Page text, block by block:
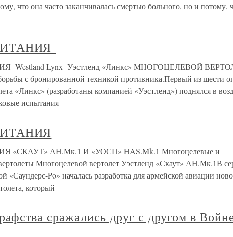
что она часто заканчивалась смертью больного, но и потому,
Westland Lynx Уэстленд «Линкс» МНОГОЦЕЛЕВОЙ
с бронированной техникой противника.Первый из шести
«Линкс» (разработаны компанией «Уэстленд») поднялся в
испытания
«СКАУТ» АН.Мк.1 И «УОСП» HAS.Mk.1 Многоцелевые и
Многоцелевой вертолет Уэстленд «Скаут» АН.Мк.1В
«Саундерс-Po» началась разработка для армейской авиации
который
сражались друг с другом в